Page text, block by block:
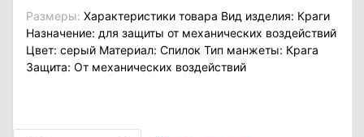
Размеры: Характеристики товара Вид изделия: Краги
Назначение: для защиты от механических воздействий
Цвет: серый Материал: Спилок Тип манжеты: Крага
Защита: От механических воздействий